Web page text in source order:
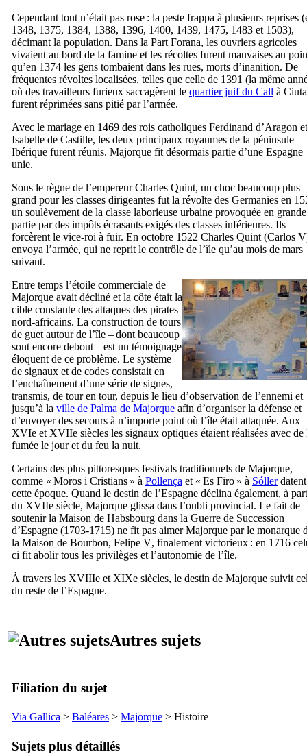
Cependant tout n’était pas rose : la peste frappa à plusieurs reprises
1348, 1375, 1384, 1388, 1396, 1400, 1439, 1475, 1483 et 1503),
décimant la population. Dans la Part Forana, les ouvriers agricoles
vivaient au bord de la famine et les récoltes furent mauvaises au
qu’en 1374 les gens tombaient dans les rues, morts d’inanition. De
fréquentes révoltes localisées, telles que celle de 1391 (la même
où des travailleurs furieux saccagèrent le quartier juif du Call à
furent réprimées sans pitié par l’armée.
Avec le mariage en 1469 des rois catholiques Ferdinand d’Aragon et
Isabelle de Castille, les deux principaux royaumes de la péninsule
Ibérique furent réunis. Majorque fit désormais partie d’une Espagne
unie.
Sous le règne de l’empereur Charles Quint, un choc beaucoup plus
grand pour les classes dirigeantes fut la révolte des Germanies en
un soulèvement de la classe laborieuse urbaine provoquée en grande
partie par des impôts écrasants exigés des classes inférieures. Ils
forcèrent le vice-roi à fuir. En octobre 1522 Charles Quint (Carlos V
envoya l’armée, qui ne reprit le contrôle de l’île qu’au mois de mars
suivant.
Entre temps l’étoile commerciale de
Majorque avait décliné et la côte était la
cible constante des attaques des pirates
nord-africains. La construction de tours
de guet autour de l’île – dont beaucoup
sont encore debout – est un témoignage
éloquent de ce problème. Le système
de signaux et de codes consistait en
l’enchaînement d’une série de signes,
transmis, de tour en tour, depuis le lieu d’observation de l’ennemi et
jusqu’à la ville de Palma de Majorque afin d’organiser la défense et
d’envoyer des secours à n’importe point où l’île était attaquée. Aux
XVIe et XVIIe siècles les signaux optiques étaient réalisées avec de
fumée le jour et du feu la nuit.
Certains des plus pittoresques festivals traditionnels de Majorque,
comme « Moros i Cristians » à Pollença et « Es Firo » à Sóller
cette époque. Quand le destin de l’Espagne déclina également, à
du XVIIe siècle, Majorque glissa dans l’oubli provincial. Le fait de
soutenir la Maison de Habsbourg dans la Guerre de Succession
d’Espagne (1703-1715) ne fit pas aimer Majorque par le monarque
la Maison de Bourbon, Felipe V, finalement victorieux : en 1716
ci fit abolir tous les privilèges et l’autonomie de l’île.
À travers les XVIIIe et XIXe siècles, le destin de Majorque suivit
du reste de l’Espagne.
Autres sujets
Filiation du sujet
Via Gallica > Baléares > Majorque > Histoire
Sujets plus détaillés